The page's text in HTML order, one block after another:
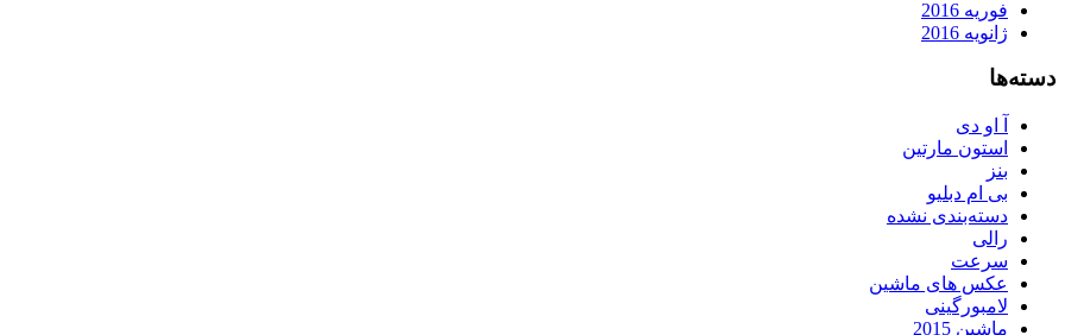
فوریه 2016
ژانویه 2016
دسته‌ها
آ او دی
استون مارتین
بنز
بی ام دبلیو
دسته‌بندی نشده
رالی
سرعت
عکس های ماشین
لامبورگینی
ماشین 2015